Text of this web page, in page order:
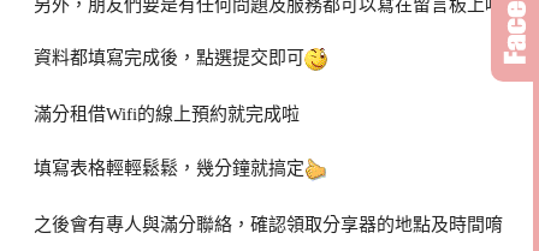
另外，朋友們要是有任何問題及服務都可以寫在留言板上唷
資料都填寫完成後，點選提交即可
滿分租借Wifi的線上預約就完成啦
填寫表格輕輕鬆鬆，幾分鐘就搞定
之後會有專人與滿分聯絡，確認領取分享器的地點及時間唷